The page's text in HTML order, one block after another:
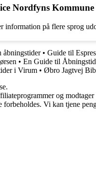
Nordfyns
på flere sprog
åbningstider• Guide til
• En Guide til
i Virum • Øbro Jagtvej
og
Vi kan tjene